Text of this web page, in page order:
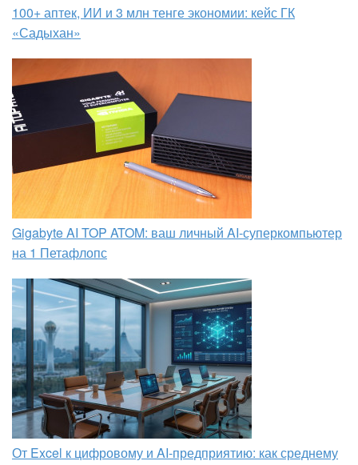
100+ аптек, ИИ и 3 млн тенге экономии: кейс ГК
«Садыхан»
Gigabyte AI TOP ATOM: ваш личный AI-суперкомпьютер
на 1 Петафлопс
От Excel к цифровому и AI‑предприятию: как среднему